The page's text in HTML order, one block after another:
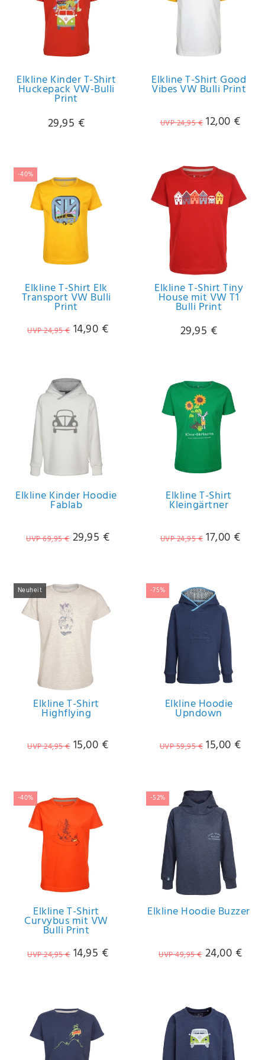
IHRE E-MAIL ADRESSE
ANMERKUNGEN UND FILTERWÜNSCHE
ich die
Daten­
schutz­
erklärung
gelesen
*
rag
e
Elkline Kinder T-Shirt
Huckepack VW-Bulli
Print
29,95 €
Elkline T-Shirt Good
Vibes VW Bulli Print
UVP 24,95 € 12,00 €
-40%
Elkline T-Shirt Elk
Transport VW Bulli
Print
UVP 24,95 € 14,90 €
Elkline T-Shirt Tiny
House mit VW T1
Bulli Print
29,95 €
Elkline Kinder Hoodie
Fablab
UVP 69,95 € 29,95 €
Elkline T-Shirt
Kleingärtner
UVP 24,95 € 17,00 €
Neuheit
Elkline T-Shirt
Highflying
UVP 24,95 € 15,00 €
-75%
Elkline Hoodie
Upndown
UVP 59,95 € 15,00 €
-40%
Elkline T-Shirt
Curvybus mit VW
Bulli Print
UVP 24,95 € 14,95 €
-52%
Elkline Hoodie Buzzer
UVP 49,95 € 24,00 €